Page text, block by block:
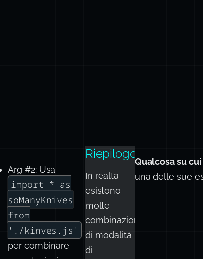
Arg #2: Usa
import * as
soManyKnives
from
'./kinves.js'
per combinare
Riepilogo
In realtà
esistono
molte
combinazioni
di modalità
di
Qualcosa su
una delle sue